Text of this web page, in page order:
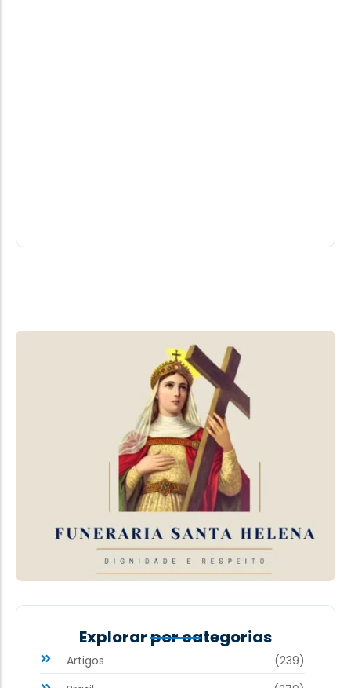
Explorar por categorias
Artigos
(239)